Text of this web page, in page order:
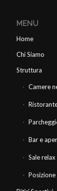
MENU
Home
Chi Siamo
Struttura
Camere
Bar e
Sale